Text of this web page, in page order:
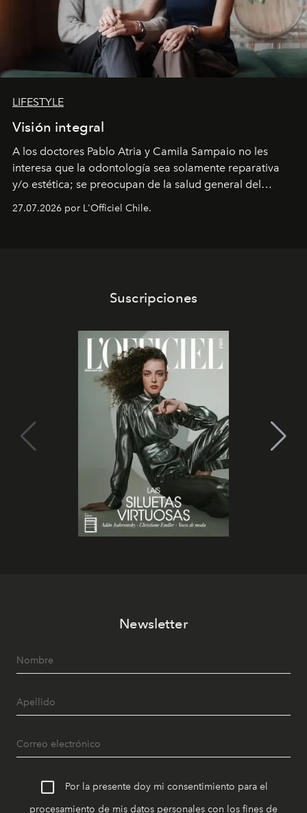
LIFESTYLE
Visión integral
A los doctores Pablo Atria y Camila Sampaio no les
interesa que la odontología sea solamente reparativa
y/o estética; se preocupan de la salud general del
paciente y entienden la prevención como una arista
intransable.
27.07.2026 por L'Officiel Chile.
Suscripciones
Newsletter
Por la presente doy mi consentimiento para el
procesamiento de mis datos personales con los fines de